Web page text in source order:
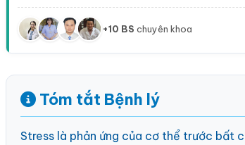
+10 BS chuyên khoa
Tóm tắt Bệnh lý
Stress là phản ứng của cơ thể trước bất